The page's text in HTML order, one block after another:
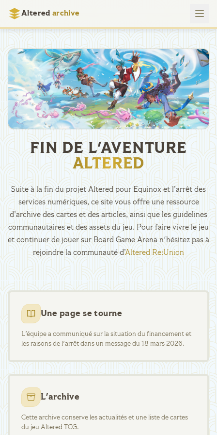
Altered archive
FIN DE L'AVENTURE
ALTERED
Suite à la fin du projet Altered pour Equinox et l’arrêt des
services numériques, ce site vous offre une ressource
d’archive des cartes et des articles, ainsi que les guidelines
communautaires et des assets du jeu. Pour faire vivre le jeu
et continuer de jouer sur Board Game Arena n'hésitez pas à
rejoindre la communauté d’Altered Re:Union
Une page se tourne
L'équipe a communiqué sur la situation du financement et
les raisons de l'arrêt dans un message du 18 mars 2026.
L'archive
Cette archive conserve les actualités et une liste de cartes
du jeu Altered TCG.